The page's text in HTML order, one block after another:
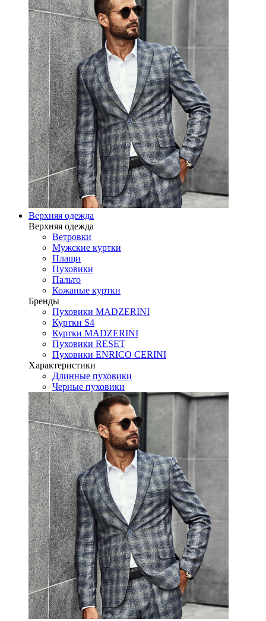
Верхняя одежда
Верхняя одежда
Ветровки
Мужские куртки
Плащи
Пуховики
Пальто
Кожаные куртки
Бренды
Пуховики MADZERINI
Куртки S4
Куртки MADZERINI
Пуховики RESET
Пуховики ENRICO CERINI
Характеристики
Длинные пуховики
Черные пуховики